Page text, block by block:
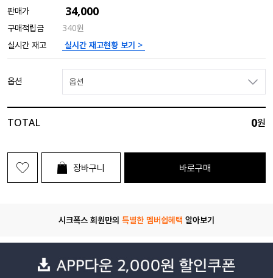
판매가 34,000
구매적립금
340원
실시간 재고
실시간 재고현황 보기 >
옵션 옵션
TOTAL 0원
장바구니 바로구매
시크폭스 회원만의 특별한 멤버쉽혜택 알아보기